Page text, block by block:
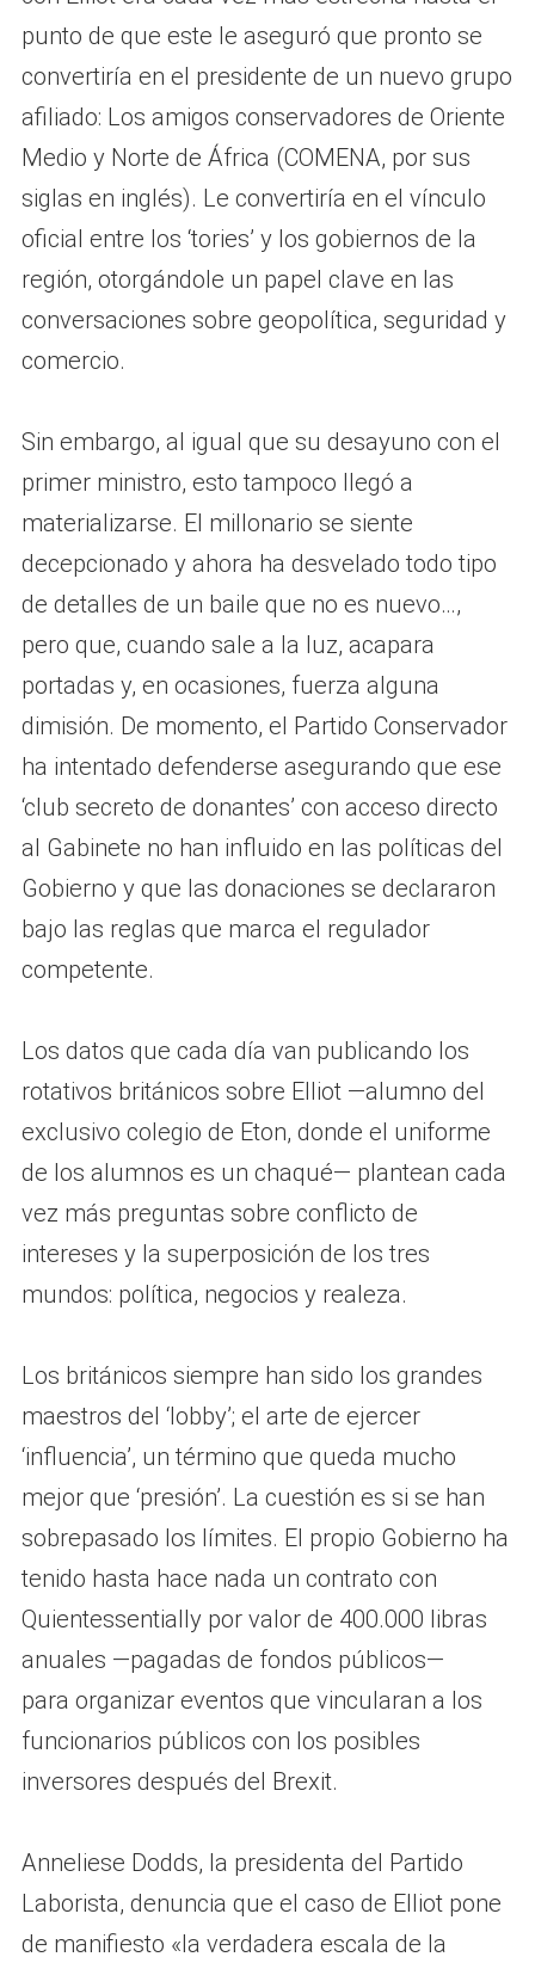
punto de que este le aseguró que pronto se
convertiría en el presidente de un nuevo grupo
afiliado: Los amigos conservadores de Oriente
Medio y Norte de África (COMENA, por sus
siglas en inglés). Le convertiría en el vínculo
oficial entre los ‘tories’ y los gobiernos de la
región, otorgándole un papel clave en las
conversaciones sobre geopolítica, seguridad y
comercio.
Sin embargo, al igual que su desayuno con el
primer ministro, esto tampoco llegó a
materializarse. El millonario se siente
decepcionado y ahora ha desvelado todo tipo
de detalles de un baile que no es nuevo…,
pero que, cuando sale a la luz, acapara
portadas y, en ocasiones, fuerza alguna
dimisión. De momento, el Partido Conservador
ha intentado defenderse asegurando que ese
‘club secreto de donantes’ con acceso directo
al Gabinete no han influido en las políticas del
Gobierno y que las donaciones se declararon
bajo las reglas que marca el regulador
competente.
Los datos que cada día van publicando los
rotativos británicos sobre Elliot —alumno del
exclusivo colegio de Eton, donde el uniforme
de los alumnos es un chaqué— plantean cada
vez más preguntas sobre conflicto de
intereses y la superposición de los tres
mundos: política, negocios y realeza.
Los británicos siempre han sido los grandes
maestros del ‘lobby’; el arte de ejercer
‘influencia’, un término que queda mucho
mejor que ‘presión’. La cuestión es si se han
sobrepasado los límites. El propio Gobierno ha
tenido hasta hace nada un contrato con
Quientessentially por valor de 400.000 libras
anuales —pagadas de fondos públicos—
para organizar eventos que vincularan a los
funcionarios públicos con los posibles
inversores después del Brexit.
Anneliese Dodds, la presidenta del Partido
Laborista, denuncia que el caso de Elliot pone
de manifiesto «la verdadera escala de la